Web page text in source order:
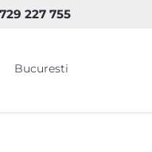
227 755
Bucuresti